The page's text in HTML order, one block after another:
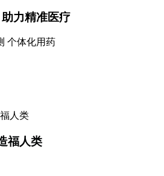
力精准医疗
福人类